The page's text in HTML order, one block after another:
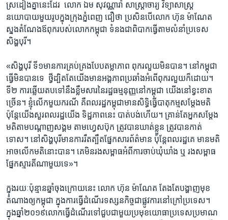
ស្រដៀង​គ្នា​នេះ​ដែរ ​ លោក​ ឯម សុវណ្ណារ៉ា ​សាស្ត្រាចារ្យ​ វិទ្យាសាស្ត្រ​
នយោបាយ​មួយ​រូប​ក្នុង​ក្រុង​ភ្នំពេញ ​ជឿ​ថា​ ប្រសិន​បើ​លោក​ ហ៊ុន ម៉ាណែត​
ស្នង​តំណែង​ឪពុក​របស់​លោក​កម្ពុជា​ ទំនង​ជា​ពិបាក​ធ្វើ​តាម​លំនាំ​ប្រទេស​
សិង្ហបុរី។​
«សិង្ហ​បុរី ​ទី១​មាន​ការ​គ្រប់​គ្រង​បែប​តម្លាភាព ពុក​រលួយ​មិន​បាន។ ​នៅ​កម្ពុជា​
ធ្វើ​មិន​បាន​ទេ ​ ថ្វី​ដ្បិតតែ​យើង​មាន​អង្គភាព​ប្រឆាំង​អំពើ​ពុក​រលួយ​ក៏ដោយ។​
ទី២​ ការ​ឆ្លើយ​តប​ទៅ​នឹង​ខ្លឹមសារ​នៃ​រដ្ឋ​ធម្មនុញ្ញ​នៅ​កម្ពុជា យើង​នៅខ្វះខាត​
ច្រើន។​ ខ្ញុំ​លើក​មួយ​ករណី គឺ​ពលរដ្ឋ​កម្ពុជា​មាន​សិទ្ធិ​ធ្វើ​បាតុកម្ម​សម្តែង​មតិ​
ប៉ុន្តែ​យើង​សួរ​ពលរដ្ឋ​យើង ​ទិដ្ឋភាព​នេះ ​បាត់​បង់​ហើយ។ ​គ្រាន់​តែ​អ្នក​សម្តែង​
មតិ​តាម​បណ្តាញ​សង្គម​ តាម​ហ្វេសប៊ុក ​ត្រូវ​បាន​ឃាត់​ខ្លួន ​ត្រូវ​បាន​កាត់
ទោស។​ នៅ​សិង្ហបុរី​មាន​ការ​រឹតត្បឹត​ផ្នែក​សារ​ព័ត៌មាន ប៉ុន្តែ​ពលរដ្ឋ​គេ ​មាន​មតិ​
អាច​លើក​មតិ​នោះ​បាន។ ​គេ​មិន​រង​សម្ពាធ​អំពី​ការ​ចាប់​ឃុំឃាំង​ ឬ ​រង​សម្ពាធ​
ផ្នែក​ស្មារតី​ណា​មួយ​ទេ»។​
ក្នុង​រយៈ​ប៉ុន្មាន​ឆ្នាំ​ចុង​ក្រោយ​នេះ ​លោក ​ហ៊ុន ម៉ាណែត ​តែងតែ​បង្ហាញ​មុខ​
តំណាង​ឲ្យ​កម្ពុជា​ ក្នុង​ការ​ធ្វើ​ដំណើរ​ទស្សនកិច្ច​ជា​ផ្លូវការ​នៅ​ក្រៅ​ប្រទេស។ ​
ក្នុង​ឆ្នាំ​២០១៩​លោក​ធ្វើ​ដំណើរ​ទៅ​ជួប​ជាមួយ​ប្រមុខ​យោធា​ប្រទេស​ប្រមាណ​